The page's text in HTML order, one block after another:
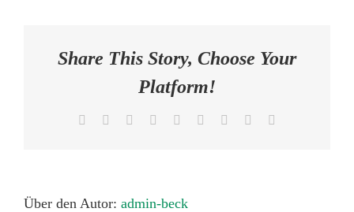
21.09.48
Share This Story, Choose Your
Platform!
Facebook Reddit LinkedInWhatsApp
TumblrPinterest
Über den Autor: admin-beck